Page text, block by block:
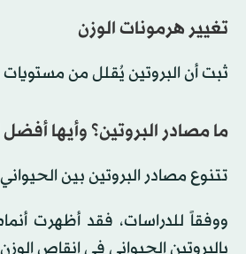
تغيير هرمونات الوزن
ثبت أن البروتين يُقلل من مستويات
ما مصادر البروتين؟ وأيها
تتنوع مصادر البروتين بين
ووفقاً للدراسات، فقد أظهرت أنماط
بالبروتين الحيواني في إنقاص